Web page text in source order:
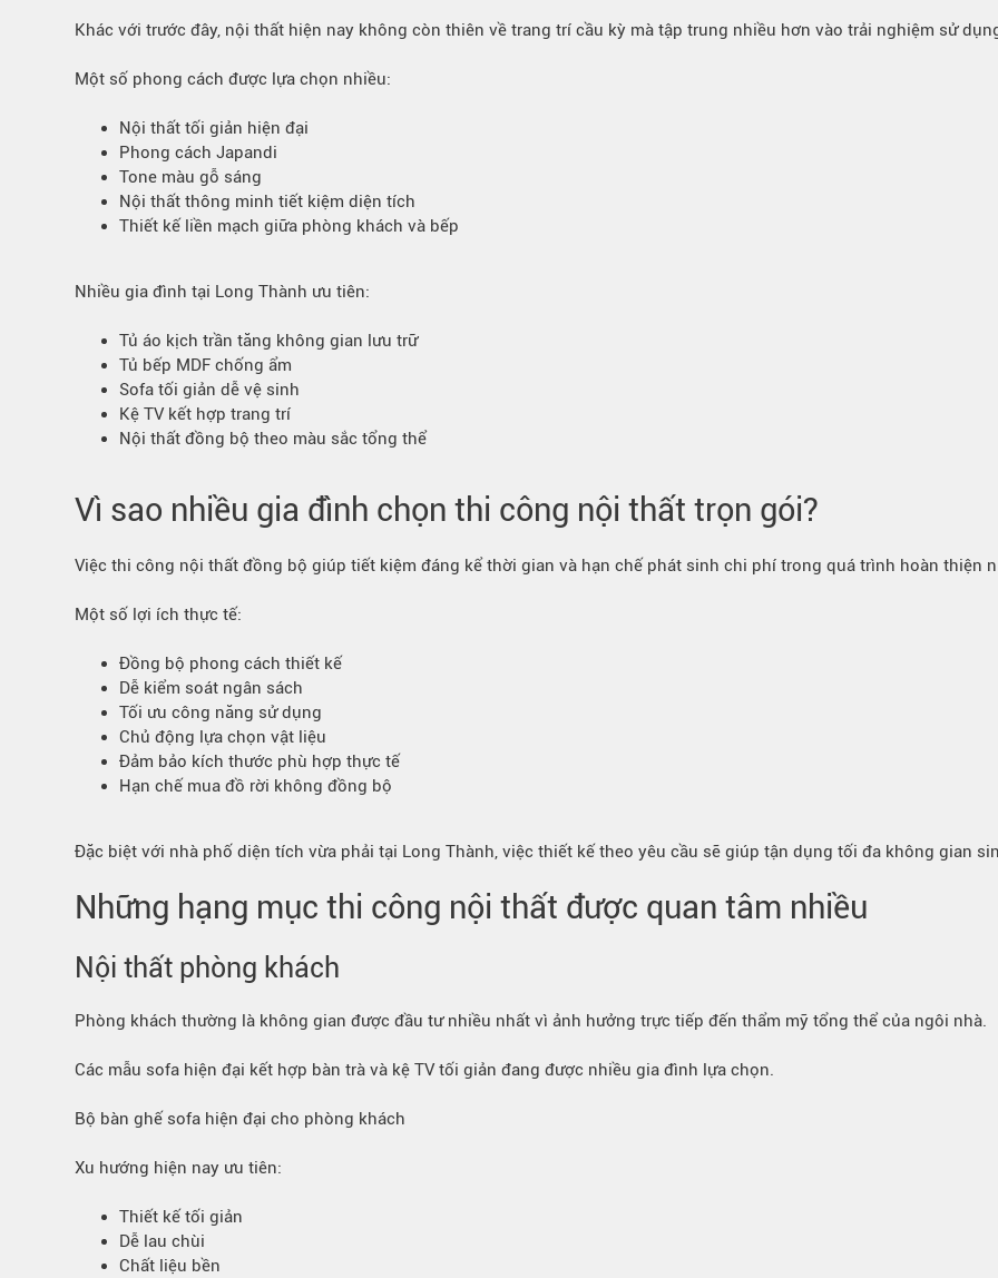
Khác với trước đây, nội thất hiện nay không còn thiên về trang trí cầu kỳ mà tập trung nhiều hơn vào trải nghiệm sử
Một số phong cách được lựa chọn nhiều:
Nội thất tối giản hiện đại
Phong cách Japandi
Tone màu gỗ sáng
Nội thất thông minh tiết kiệm diện tích
Thiết kế liền mạch giữa phòng khách và bếp
Nhiều gia đình tại Long Thành ưu tiên:
Tủ áo kịch trần tăng không gian lưu trữ
Tủ bếp MDF chống ẩm
Sofa tối giản dễ vệ sinh
Kệ TV kết hợp trang trí
Nội thất đồng bộ theo màu sắc tổng thể
Vì sao nhiều gia đình chọn thi công nội thất trọn gói?
Việc thi công nội thất đồng bộ giúp tiết kiệm đáng kể thời gian và hạn chế phát sinh chi phí trong quá trình hoàn thiện
Một số lợi ích thực tế:
Đồng bộ phong cách thiết kế
Dễ kiểm soát ngân sách
Tối ưu công năng sử dụng
Chủ động lựa chọn vật liệu
Đảm bảo kích thước phù hợp thực tế
Hạn chế mua đồ rời không đồng bộ
Đặc biệt với nhà phố diện tích vừa phải tại Long Thành, việc thiết kế theo yêu cầu sẽ giúp tận dụng tối đa không gian
Những hạng mục thi công nội thất được quan tâm nhiều
Nội thất phòng khách
Phòng khách thường là không gian được đầu tư nhiều nhất vì ảnh hưởng trực tiếp đến thẩm mỹ tổng thể của ngôi nhà.
Các mẫu sofa hiện đại kết hợp bàn trà và kệ TV tối giản đang được nhiều gia đình lựa chọn.
Bộ bàn ghế sofa hiện đại cho phòng khách
Xu hướng hiện nay ưu tiên:
Thiết kế tối giản
Dễ lau chùi
Chất liệu bền